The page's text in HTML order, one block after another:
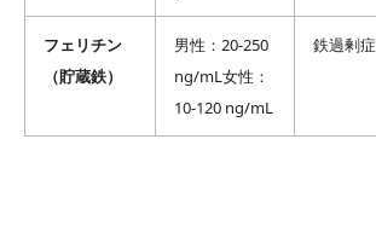
フェリチン
（貯蔵鉄）
男性：20-250
ng/mL女性：
10-120 ng/mL
鉄過剰症